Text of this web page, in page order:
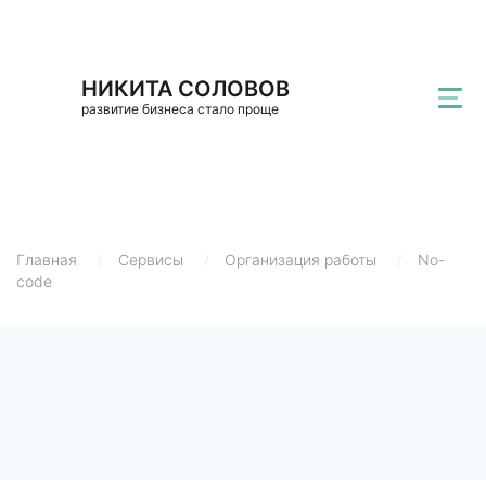
НИКИТА СОЛОВОВ
развитие бизнеса стало проще
Главная Сервисы Организация работы
No-
code